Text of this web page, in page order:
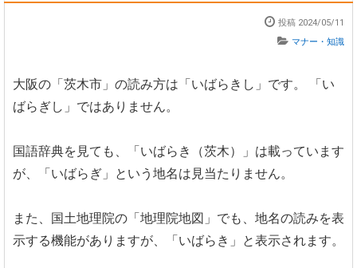
投稿 2024/05/11
マナー・知識
大阪の「茨木市」の読み方は「いばらきし」です。
「い
ばらぎし」ではありません。
国語辞典を見ても、「いばらき（茨木）」は載っています
が、「いばらぎ」という地名は見当たりません。
また、国土地理院の「地理院地図」でも、地名の読みを表
示する機能がありますが、「いばらき」と表示されます。